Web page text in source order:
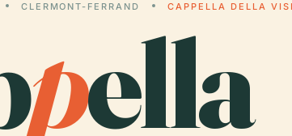
CLERMONT-FERRAND CAPPELLA DELLA
pella